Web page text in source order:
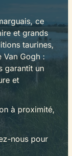
ce
et grands
taurines,
Van Gogh :
garantit un
et
à proximité,
nous pour